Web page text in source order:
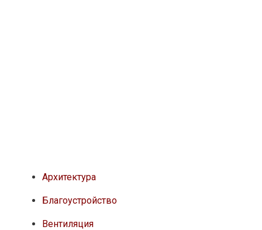
Архитектура
Благоустройство
Вентиляция